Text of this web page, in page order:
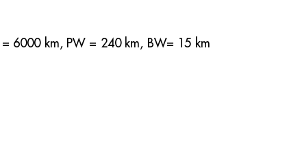
6000 km, PW = 240 km, BW= 15 km